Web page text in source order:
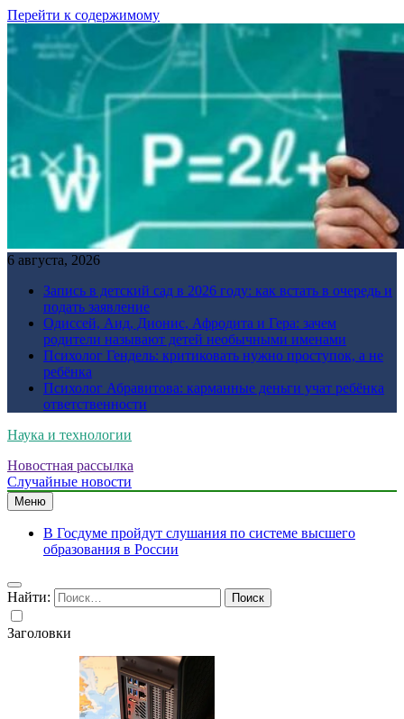
Перейти к содержимому
6 августа, 2026
Запись в детский сад в 2026 году: как встать в очередь и
подать заявление
Одиссей, Аид, Дионис, Афродита и Гера: зачем
родители называют детей необычными именами
Психолог Гендель: критиковать нужно проступок, а не
ребёнка
Психолог Абравитова: карманные деньги учат ребёнка
ответственности
Наука и технологии
Новостная рассылка
Случайные новости
Меню
В Госдуме пройдут слушания по системе высшего
образования в России
Найти:
Заголовки